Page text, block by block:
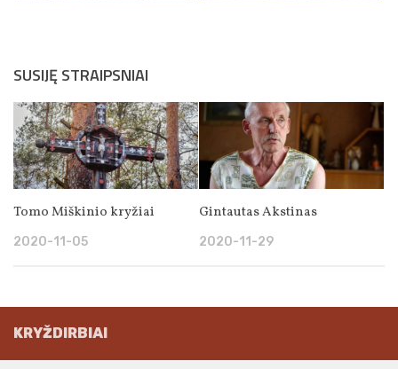
SUSIJĘ STRAIPSNIAI
Tomo Miškinio kryžiai
2020-11-05
Gintautas Akstinas
2020-11-29
KRYŽDIRBIAI